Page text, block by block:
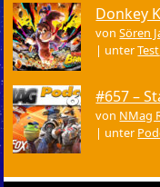
Donkey
vonSören
| unterTest
#657 –
von NMag
| unter